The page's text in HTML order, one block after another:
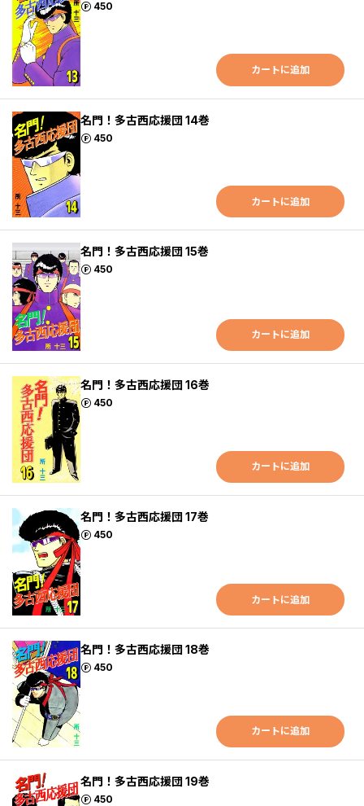
450
ポイント
カートに追加
名門！多古西応援団 14巻
450
ポイント
カートに追加
名門！多古西応援団 15巻
450
ポイント
カートに追加
名門！多古西応援団 16巻
450
ポイント
カートに追加
名門！多古西応援団 17巻
450
ポイント
カートに追加
名門！多古西応援団 18巻
450
ポイント
カートに追加
名門！多古西応援団 19巻
450
ポイント